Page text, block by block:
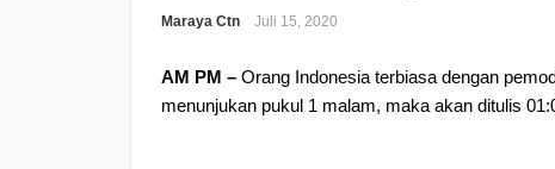
Maraya Ctn Juli 15, 2020
AM PM – Orang Indonesia terbiasa dengan
menunjukan pukul 1 malam, maka akan ditulis